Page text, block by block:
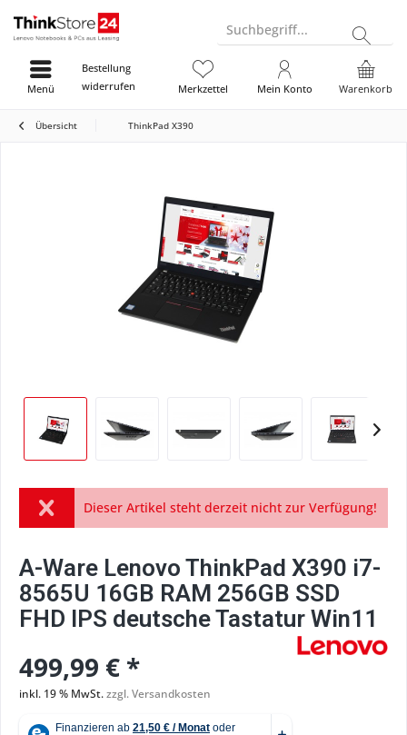
Suchbegriff...
Bestellung
widerrufen
Warenkorb
Merkzettel Mein Konto
Menü
Übersicht ThinkPad X390
Dieser Artikel steht derzeit nicht zur Verfügung!
A-Ware Lenovo ThinkPad X390 i7-
8565U 16GB RAM 256GB SSD
FHD IPS deutsche Tastatur Win11
499,99 € *
inkl. 19 % MwSt.zzgl. Versandkosten